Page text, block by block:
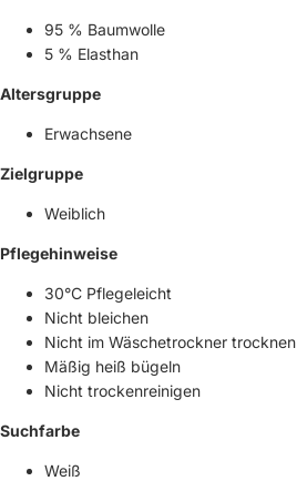
95 % Baumwolle
5 % Elasthan
Altersgruppe
Erwachsene
Zielgruppe
Weiblich
Pflegehinweise
30°C Pflegeleicht
Nicht bleichen
Nicht im Wäschetrockner trocknen
Mäßig heiß bügeln
Nicht trockenreinigen
Suchfarbe
Weiß